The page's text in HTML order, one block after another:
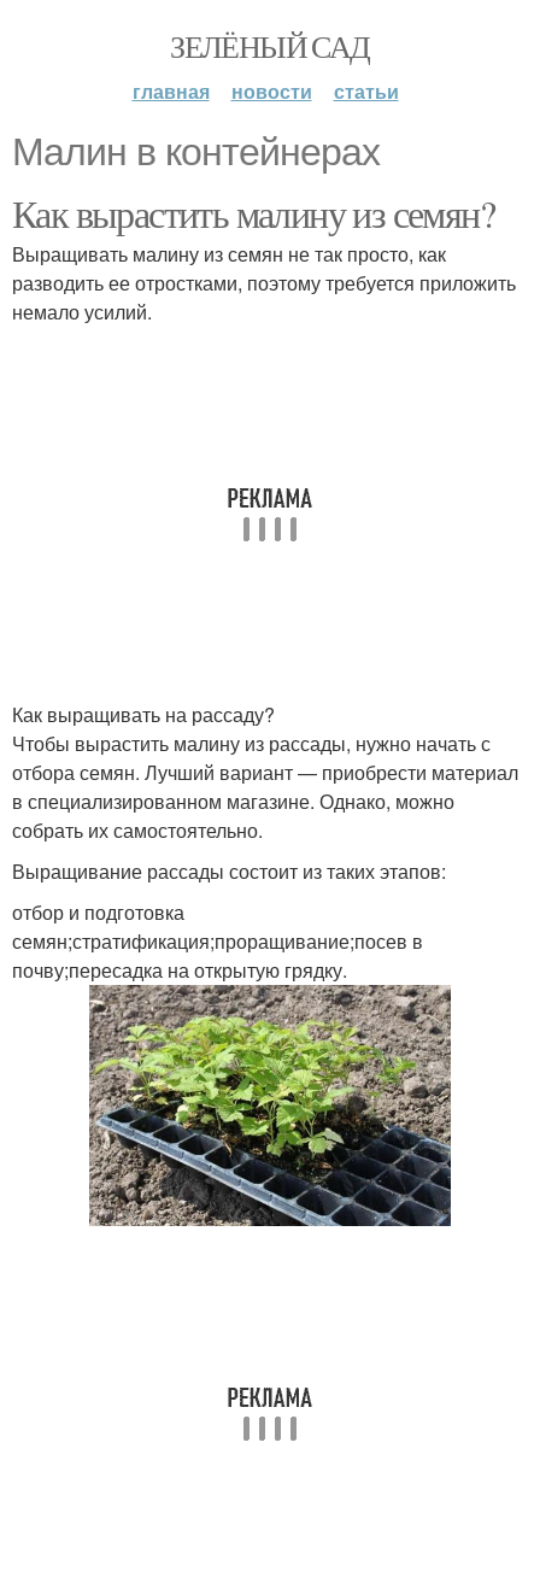
ЗЕЛЁНЫЙ САД
главная новости статьи
Малин в контейнерах
Как вырастить малину из семян?
Выращивать малину из семян не так просто, как
разводить ее отростками, поэтому требуется приложить
немало усилий.
Как выращивать на рассаду?
Чтобы вырастить малину из рассады, нужно начать с
отбора семян. Лучший вариант — приобрести материал
в специализированном магазине. Однако, можно
собрать их самостоятельно.
Выращивание рассады состоит из таких этапов:
отбор и подготовка
семян;стратификация;проращивание;посев в
почву;пересадка на открытую грядку.